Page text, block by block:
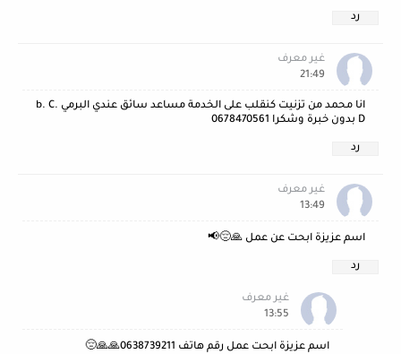
رد
غير معرف
21:49
انا محمد من تزنيت كنقلب على الخدمة مساعد سائق عندي البرمي b. C.
D بدون خبرة وشكرا 0678470561
رد
غير معرف
13:49
اسم عزيزة ابحت عن عمل 🙏😔📢
رد
غير معرف
13:55
اسم عزيزة ابحت عمل رقم هاتف 0638739211🙏🙏😔